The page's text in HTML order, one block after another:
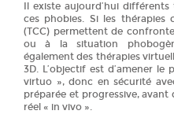
Il existe aujourd’hui
ces phobies. Si les thérapies
(TCC) permettent de
ou à la situation
également des thérapies
3D. L’objectif est d’amener
virtuo », donc en sécurité
préparée et progressive, avant
réel « in vivo ».